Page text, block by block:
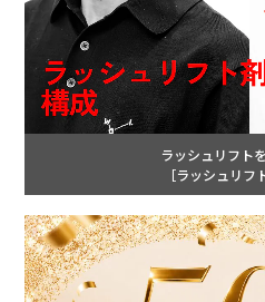
ラッシュリフト
［ラッシュリフ